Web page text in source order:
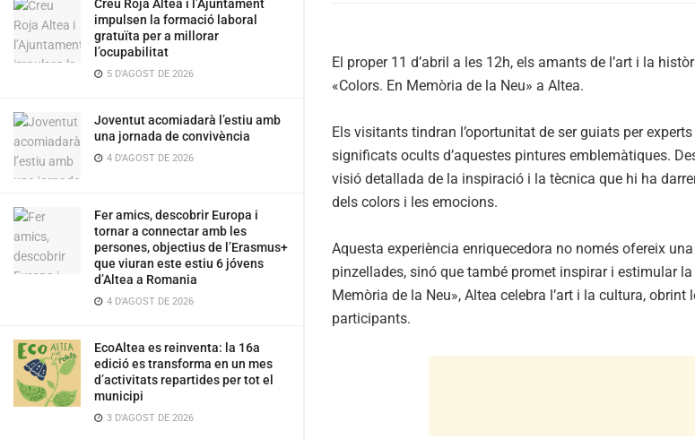
Creu Roja Altea i l’Ajuntament
impulsen la formació laboral
gratuïta per a millorar
l’ocupabilitat
5 D'AGOST DE 2026
Joventut acomiadarà l’estiu amb
una jornada de convivència
4 D'AGOST DE 2026
Fer amics, descobrir Europa i
tornar a connectar amb les
persones, objectius de l’Erasmus+
que viuran este estiu 6 jóvens
d’Altea a Romania
4 D'AGOST DE 2026
EcoAltea es reinventa: la 16a
edició es transforma en un mes
d’activitats repartides per tot el
municipi
3 D'AGOST DE 2026
El proper 11 d’abril a les 12h, els amants de l’art i la
«Colors. En Memòria de la Neu» a Altea.
Els visitants tindran l’oportunitat de ser guiats per
significats ocults d’aquestes pintures emblemàtiques.
visió detallada de la inspiració i la tècnica que hi ha
dels colors i les emocions.
Aquesta experiència enriquecedora no només ofereix
pinzellades, sinó que també promet inspirar i estimular
Memòria de la Neu», Altea celebra l’art i la cultura,
participants.